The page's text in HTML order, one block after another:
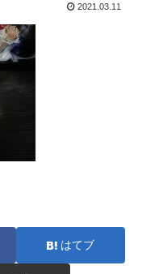
2021.03.11
はてブ